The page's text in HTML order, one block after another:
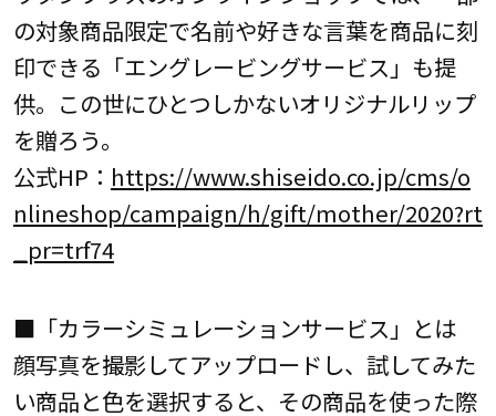
の対象商品限定で名前や好きな言葉を商品に刻
印できる「エングレービングサービス」も提
供。この世にひとつしかないオリジナルリップ
を贈ろう。
公式HP： https://www.shiseido.co.jp/cms/o
nlineshop/campaign/h/gift/mother/2020?rt
_pr=trf74
■「カラーシミュレーションサービス」とは
顔写真を撮影してアップロードし、試してみた
い商品と色を選択すると、その商品を使った際